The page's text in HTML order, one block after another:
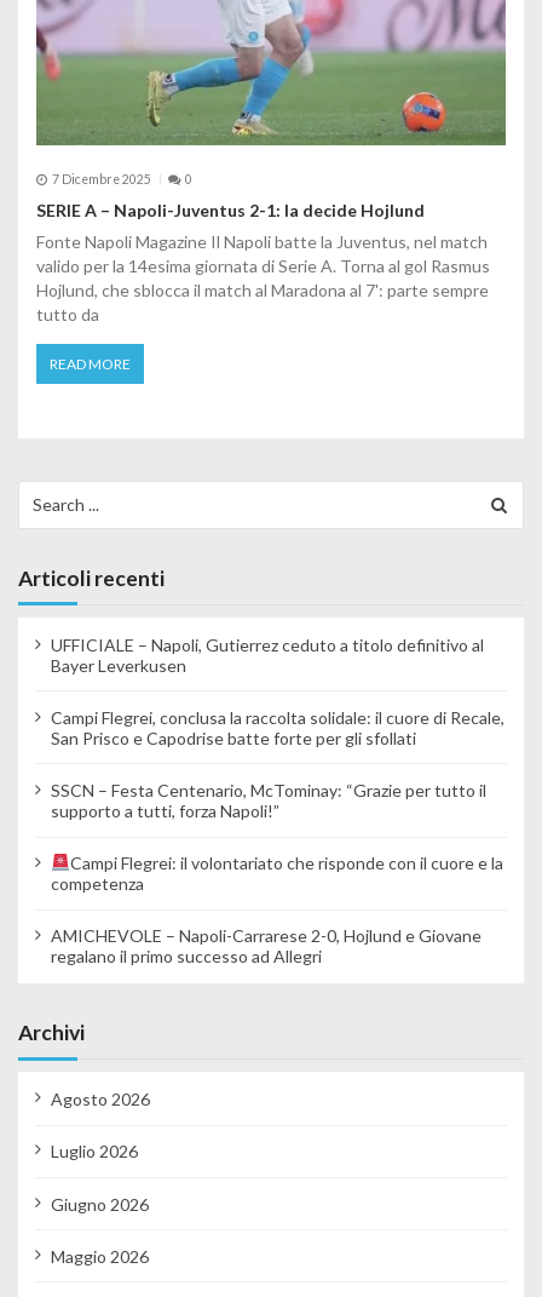
7 Dicembre 2025 0
SERIE A – Napoli-Juventus 2-1: la decide Hojlund
Fonte Napoli Magazine Il Napoli batte la Juventus, nel match
valido per la 14esima giornata di Serie A. Torna al gol Rasmus
Hojlund, che sblocca il match al Maradona al 7': parte sempre
tutto da
READ MORE
Articoli recenti
UFFICIALE – Napoli, Gutierrez ceduto a titolo definitivo al
Bayer Leverkusen
Campi Flegrei, conclusa la raccolta solidale: il cuore di Recale,
San Prisco e Capodrise batte forte per gli sfollati
SSCN – Festa Centenario, McTominay: “Grazie per tutto il
supporto a tutti, forza Napoli!”
Campi Flegrei: il volontariato che risponde con il cuore e la
competenza
AMICHEVOLE – Napoli-Carrarese 2-0, Hojlund e Giovane
regalano il primo successo ad Allegri
Archivi
Agosto 2026
Luglio 2026
Giugno 2026
Maggio 2026